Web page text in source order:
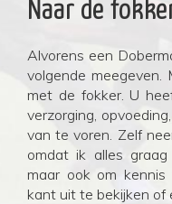
Naar de
Alvorens een
volgende meegeven.
met de fokker. U
verzorging,
van te voren. Zelf
omdat ik alles
maar ook om
kant uit te bekijken of